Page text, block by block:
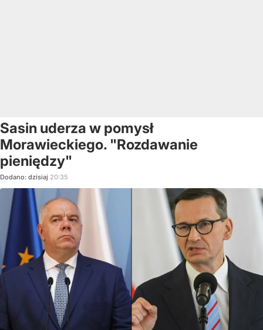
Sasin uderza w pomysł
Morawieckiego. "Rozdawanie
pieniędzy"
Dodano: dzisiaj 20:35